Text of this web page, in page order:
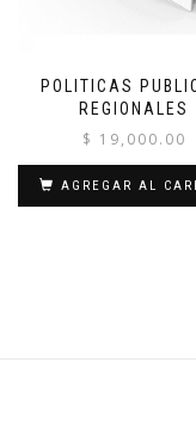
POLITICAS
REGIONALES
$ 19,000.00
AGREGAR AL